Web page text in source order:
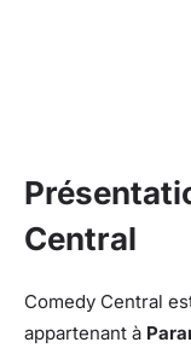
Central
Comedy Central
appartenant à